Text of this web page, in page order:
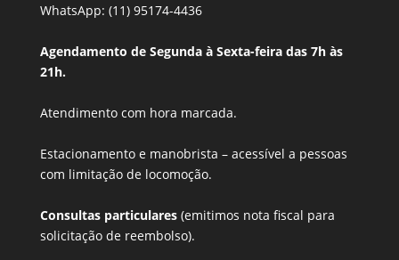
WhatsApp: (11) 95174-4436
Agendamento de Segunda à Sexta-feira das 7h às
21h.
Atendimento com hora marcada.
Estacionamento e manobrista – acessível a pessoas
com limitação de locomoção.
Consultas particulares (emitimos nota fiscal para
solicitação de reembolso).